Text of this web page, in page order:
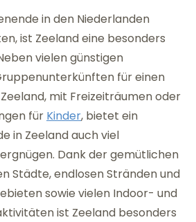
in den Niederlanden
ist Zeeland eine besonders
vielen günstigen
für einen
mit Freizeiträumen oder
für Kinder, bietet ein
in Zeeland auch viel
Dank der gemütlichen
Städte, endlosen Stränden und
sowie vielen Indoor- und
ist Zeeland besonders